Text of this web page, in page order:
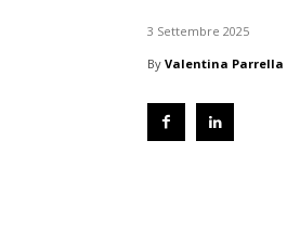
3 Settembre 2025
By Valentina Parrella